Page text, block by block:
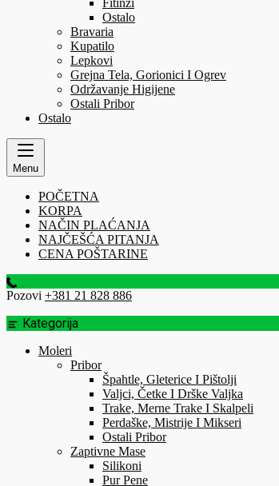
Ostalo
Bravaria
Kupatilo
Lepkovi
Grejna Tela, Gorionici I Ogrev
Održavanje Higijene
Ostali Pribor
Ostalo
Menu
POČETNA
KORPA
NAČIN PLAĆANJA
NAJČEŠĆA PITANJA
CENA POŠTARINE
Pozovi +381 21 828 886
Kategorija
Moleri
Pribor
Špahtle, Gleterice I Pištolji
Valjci, Četke I Drške Valjka
Trake, Merne Trake I Skalpeli
Perdaške, Mistrije I Mikseri
Ostali Pribor
Zaptivne Mase
Silikoni
Pur Pene